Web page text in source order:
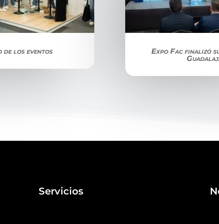
los eventos Expo Fac finalizó
Servicios